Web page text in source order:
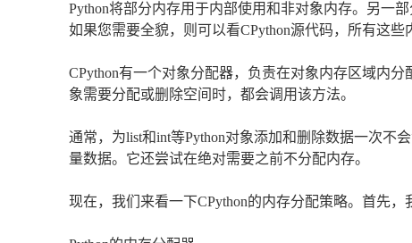
Python将部分内存用于内部使用和非对象内存。另一
如果您需要全貌，则可以看CPython源代码，所有这些
CPython有一个对象分配器，负责在对象内存区域内
象需要分配或删除空间时，都会调用该方法。
通常，为list和int等Python对象添加和删除数据一次不
量数据。它还尝试在绝对需要之前不分配内存。
现在，我们来看一下CPython的内存分配策略。首先